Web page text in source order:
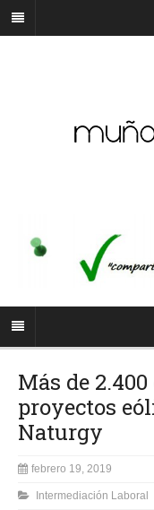
Más de
proyectos
Naturgy
febrero 19, 2019
Intermediación Laboral